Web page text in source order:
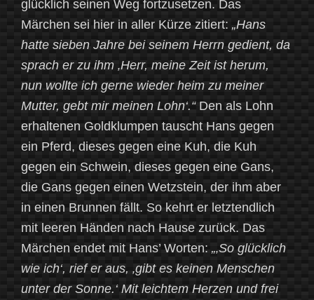
glücklich seinen Weg fortzusetzen. Das
Märchen sei hier in aller Kürze zitiert: „Hans
hatte sieben Jahre bei seinem Herrn gedient, da
sprach er zu ihm ‚Herr, meine Zeit ist herum,
nun wollte ich gerne wieder heim zu meiner
Mutter, gebt mir meinen Lohn‘.“ Den als Lohn
erhaltenen Goldklumpen tauscht Hans gegen
ein Pferd, dieses gegen eine Kuh, die Kuh
gegen ein Schwein, dieses gegen eine Gans,
die Gans gegen einen Wetzstein, der ihm aber
in einen Brunnen fällt. So kehrt er letztendlich
mit leeren Händen nach Hause zurück. Das
Märchen endet mit Hans’ Worten: „‚So glücklich
wie ich‘, rief er aus, ‚gibt es keinen Menschen
unter der Sonne.‘ Mit leichtem Herzen und frei